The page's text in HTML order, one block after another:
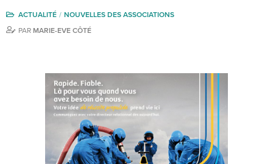
ACTUALITÉ
NOUVELLES DES ASSOCIATIONS
PAR MARIE-EVE CÔTÉ